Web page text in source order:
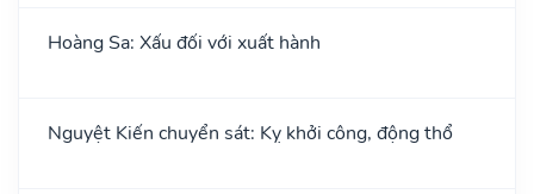
Hoàng Sa: Xấu đối với xuất hành
Nguyệt Kiến chuyển sát: Kỵ khởi công, động thổ